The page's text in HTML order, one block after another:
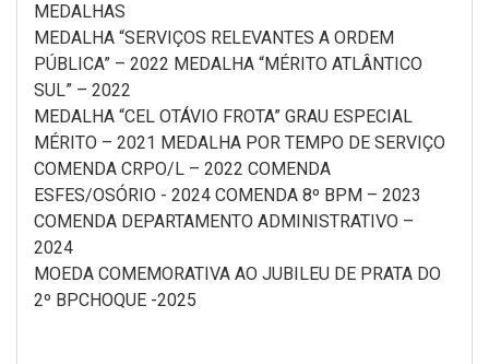
MEDALHAS
MEDALHA “SERVIÇOS RELEVANTES A ORDEM
PÚBLICA” – 2022 MEDALHA “MÉRITO ATLÂNTICO
SUL” – 2022
MEDALHA “CEL OTÁVIO FROTA” GRAU ESPECIAL
MÉRITO – 2021 MEDALHA POR TEMPO DE SERVIÇO
COMENDA CRPO/L – 2022 COMENDA
ESFES/OSÓRIO - 2024 COMENDA 8º BPM – 2023
COMENDA DEPARTAMENTO ADMINISTRATIVO –
2024
MOEDA COMEMORATIVA AO JUBILEU DE PRATA DO
2º BPCHOQUE -2025